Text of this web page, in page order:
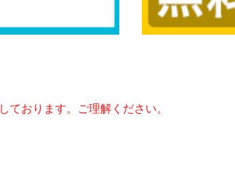
おります。ご理解ください。